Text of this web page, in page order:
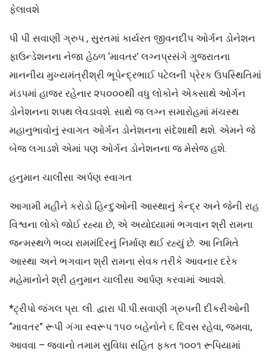
ફેલાવશે
પી પી સવાણી ગ્રુપ , સુરતમાં કાર્યરત જીવનદીપ ઓર્ગન ડોનેશન
ફાઉન્ડેશનના નેજા હેઠળ ‘માવતર’ લગ્નપ્રસંગે ગુજરાતના
માનનીય મુખ્યમંત્રીશ્રી ભૂપેન્દ્રભાઈ પટેલની પ્રેરક ઉપસ્થિતિમાં
મંડપમાં હાજર રહેનાર ૨૫૦૦૦થી વધુ લોકોને એકસાથે ઓર્ગન
ડોનેશનના શપથ લેવડાવશે. સાથે જ લગ્ન સમારોહમાં મંચસ્થ
મહાનુભાવોનું સ્વાગત ઓર્ગન ડોનેશનના સંદેશાથી થશે. એમને જે
બેજ લગાડશે એમાં પણ ઓર્ગન ડોનેશનના જ મેસેજ હશે.
હનુમાન ચાલીસા અર્પણ સ્વાગત
આગામી મહીને કરોડો હિન્દુઓની આસ્થાનું કેન્દ્ર અને જેની રાહ
વિશ્વના લોકો જોઈ રહ્યા છે, એ અયોધ્યામાં ભગવાન શ્રી રામના
જન્મસ્થળે ભવ્ય રામમંદિરનું નિર્માણ થઈ રહ્યું છે. આ નિમિતે
આસ્થા અને ભગવાન શ્રી રામના સેવક તરીકે આવનાર દરેક
મહેમાનોને શ્રી હનુમાન ચાલીસા આર્પણ કરવામાં આવશે.
*ટ્રીપો જંગલ પ્રા. લી. દ્વારા પી.પી.સવાણી ગ્રુપની દીકરીઓની
“માવતર” રૂપી ગંગા સ્વરૂપ ૧૫૦ બહેનોને ૬ દિવસ રહેવા, જમવા,
આવવા – જવાનો તમામ સુવિધા સહિત ફકત ૧૦૦૧ રૂપિયામાં